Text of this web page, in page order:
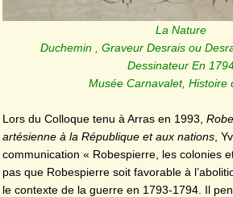
La Nature
Duchemin , Graveur Desrais ou
Dessinateur En
Musée Carnavalet, Histoire
Lors du Colloque tenu à Arras en 1993,
artésienne à la République et aux nations ,
communication « Robespierre, les colonies
pas que Robespierre soit favorable à
le contexte de la guerre en 1793-1794. Il